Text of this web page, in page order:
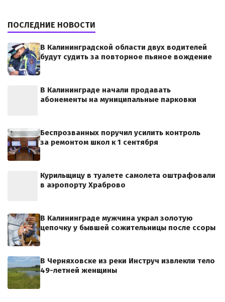
ПОСЛЕДНИЕ НОВОСТИ
В Калининградской области двух водителей
будут судить за повторное пьяное вождение
В Калининграде начали продавать
абонементы на муниципальные парковки
Беспрозванных поручил усилить контроль
за ремонтом школ к 1 сентября
Курильщицу в туалете самолета оштрафовали
в аэропорту Храброво
В Калининграде мужчина украл золотую
цепочку у бывшей сожительницы после ссоры
В Черняховске из реки Инструч извлекли тело
49-летней женщины